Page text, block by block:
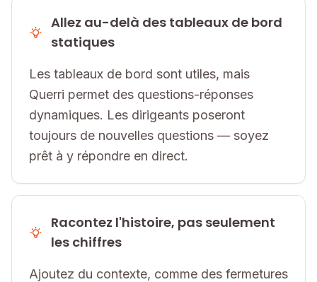
Allez au-delà des tableaux de bord
statiques
Les tableaux de bord sont utiles, mais
Querri permet des questions-réponses
dynamiques. Les dirigeants poseront
toujours de nouvelles questions — soyez
prêt à y répondre en direct.
Racontez l'histoire, pas seulement
les chiffres
Ajoutez du contexte, comme des fermetures